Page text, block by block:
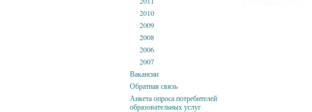
2010
2009
2008
2006
2007
Вакансии
Обратная связь
Анкета опроса потребителей
образовательных услуг